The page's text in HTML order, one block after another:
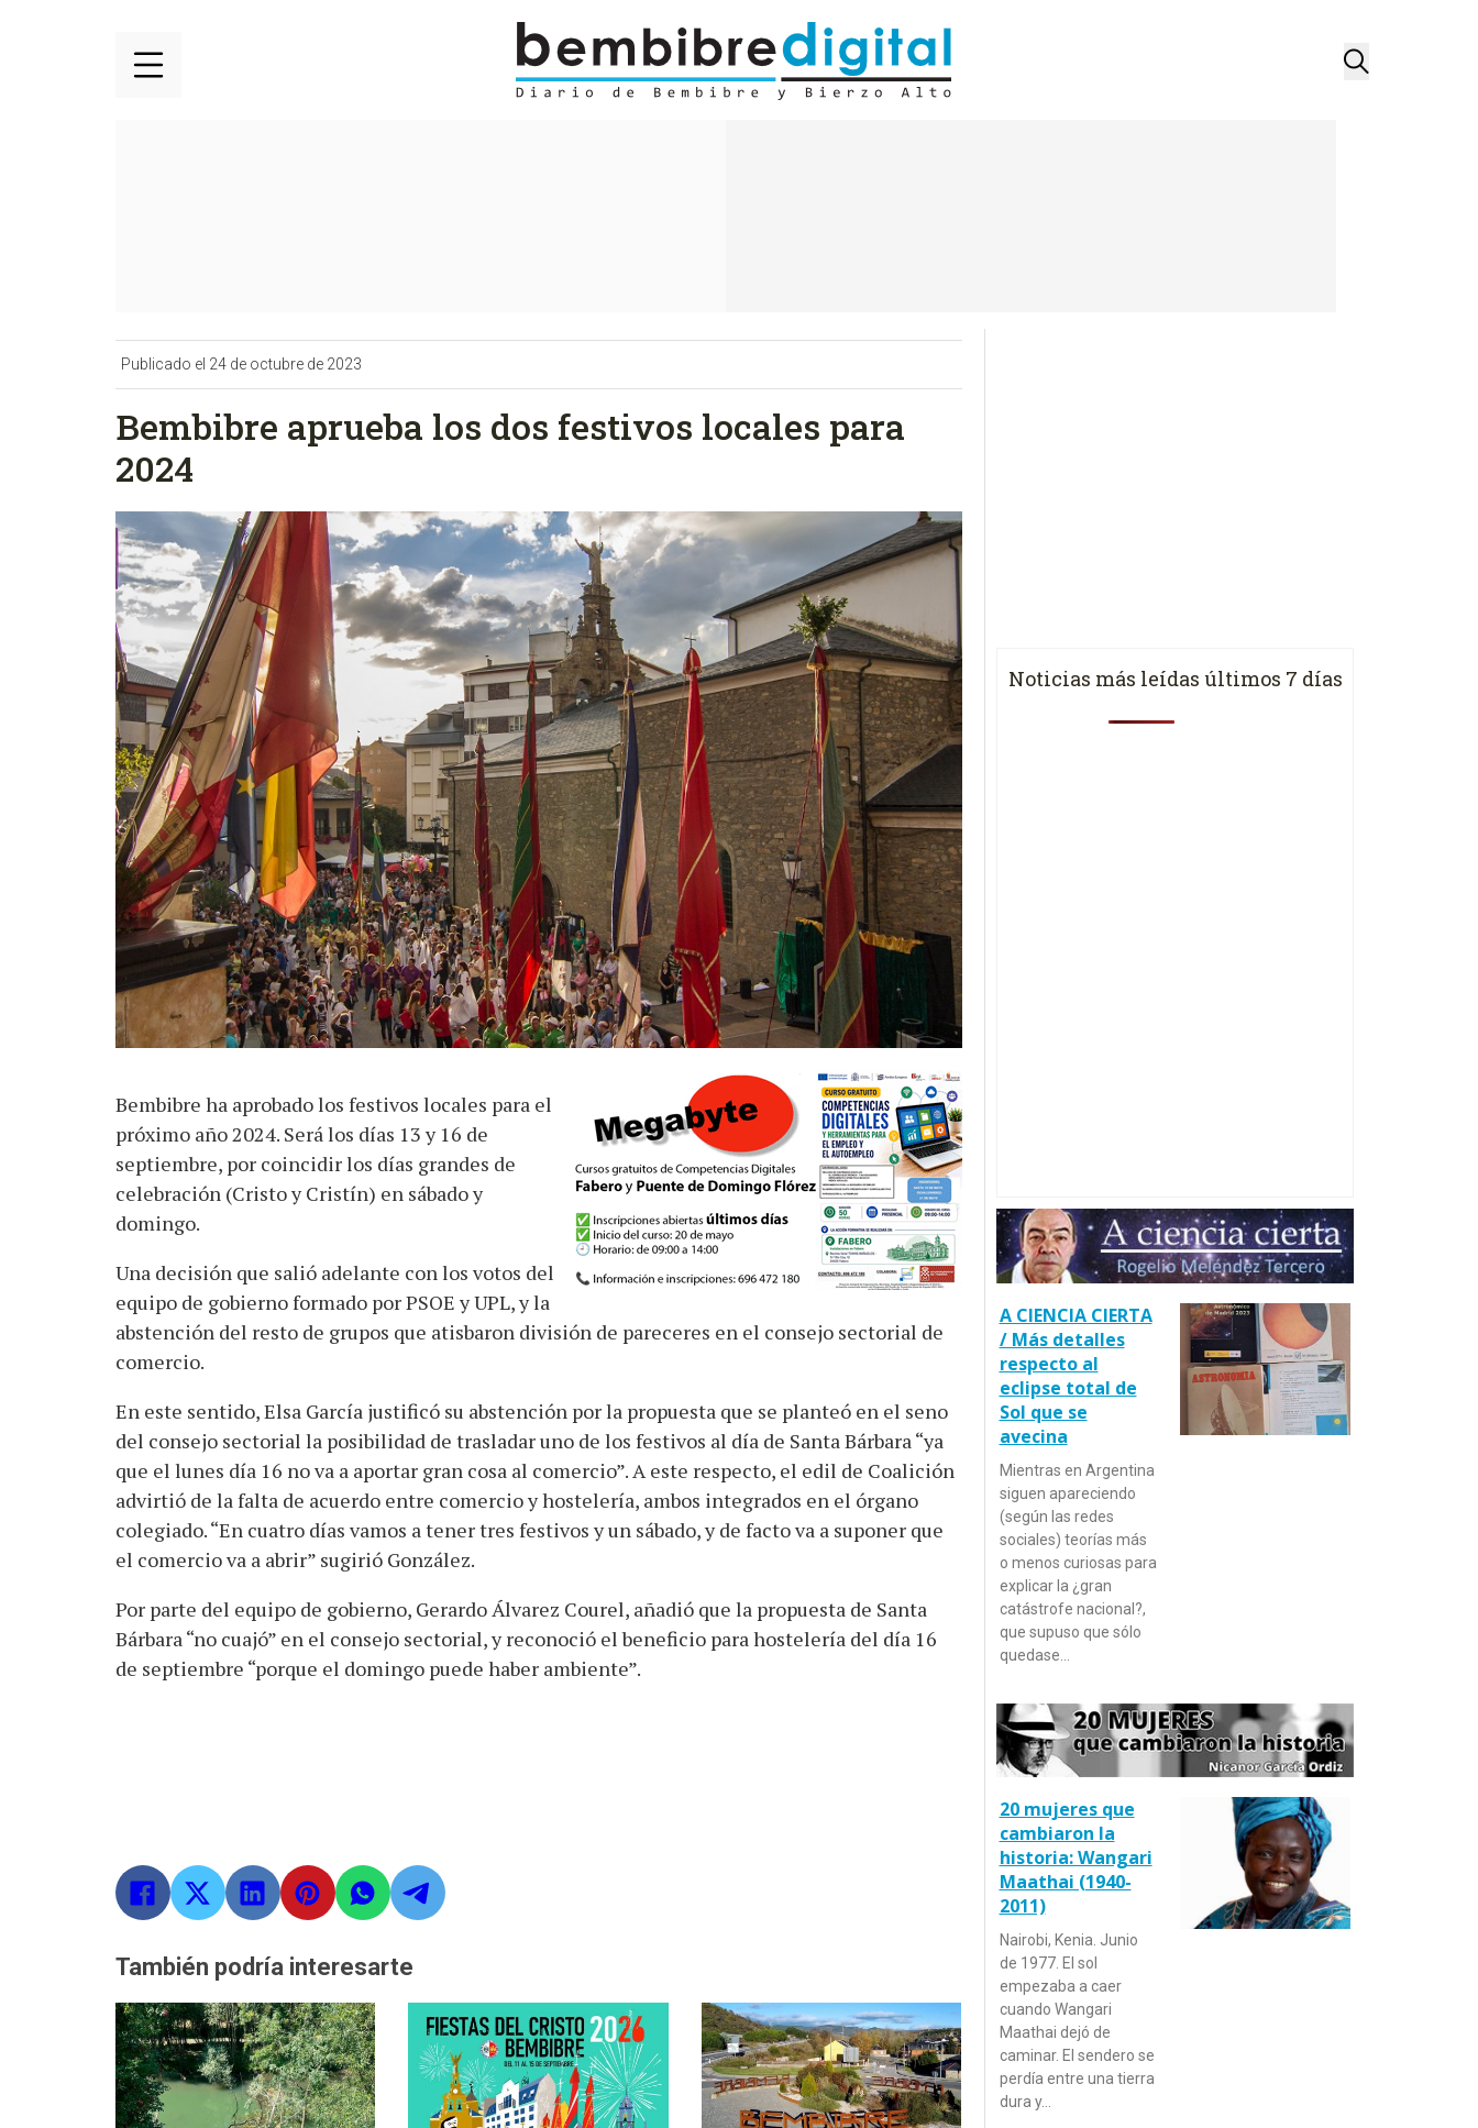
Publicado el 24 de octubre de 2023
Bembibre aprueba los dos festivos locales para
2024
Bembibre ha aprobado los festivos locales para el
próximo año 2024. Será los días 13 y 16 de
septiembre, por coincidir los días grandes de
celebración (Cristo y Cristín) en sábado y
domingo.
Una decisión que salió adelante con los votos del
equipo de gobierno formado por PSOE y UPL, y la
abstención del resto de grupos que atisbaron división de pareceres en el consejo sectorial de
comercio.
En este sentido, Elsa García justificó su abstención por la propuesta que se planteó en el seno
del consejo sectorial la posibilidad de trasladar uno de los festivos al día de Santa Bárbara “ya
que el lunes día 16 no va a aportar gran cosa al comercio”. A este respecto, el edil de Coalición
advirtió de la falta de acuerdo entre comercio y hostelería, ambos integrados en el órgano
colegiado. “En cuatro días vamos a tener tres festivos y un sábado, y de facto va a suponer que
el comercio va a abrir” sugirió González.
Por parte del equipo de gobierno, Gerardo Álvarez Courel, añadió que la propuesta de Santa
Bárbara “no cuajó” en el consejo sectorial, y reconoció el beneficio para hostelería del día 16
de septiembre “porque el domingo puede haber ambiente”.
También podría interesarte
Noticias más leídas últimos 7 días
A CIENCIA CIERTA
/ Más detalles
respecto al
eclipse total de
Sol que se
avecina
Mientras en Argentina
siguen apareciendo
(según las redes
sociales) teorías más
o menos curiosas para
explicar la ¿gran
catástrofe nacional?,
que supuso que sólo
quedase…
20 mujeres que
cambiaron la
historia: Wangari
Maathai (1940-
2011)
Nairobi, Kenia. Junio
de 1977. El sol
empezaba a caer
cuando Wangari
Maathai dejó de
caminar. El sendero se
perdía entre una tierra
dura y…